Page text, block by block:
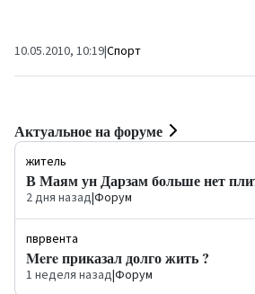
10.05.2010, 10:19|Спорт
Актуальное на форуме
житель
В Маям ун Дарзам больше нет
2 дня назад|Форум
пврвента
Mere приказал долго жить ?
1 неделя назад|Форум